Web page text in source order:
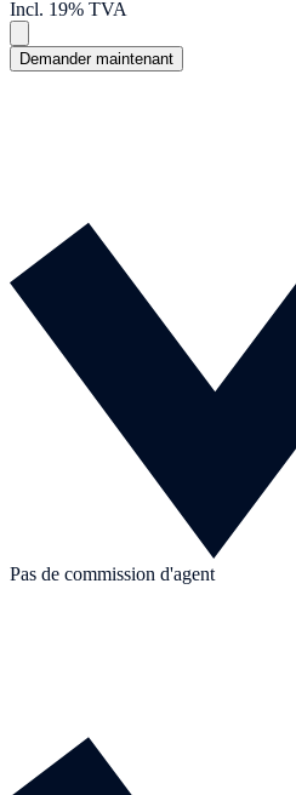
Incl. 19% TVA
Demander maintenant
Pas de commission d'agent